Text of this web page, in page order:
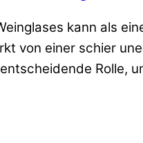
kann als
von einer schier
Rolle,